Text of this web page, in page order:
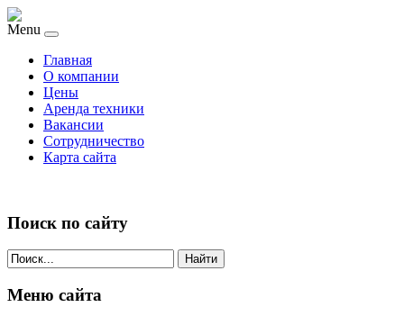
Menu
Главная
О компании
Цены
Аренда техники
Вакансии
Сотрудничество
Карта сайта
Поиск по сайту
Найти
Меню сайта